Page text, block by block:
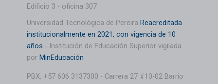
Edificio 3 - oficina 307
Universidad Tecnológica de Pereira Reacreditada
institucionalmente en 2021, con vigencia de 10
años - Institución de Educación Superior vigilada
por MinEducación
PBX: +57 606 3137300 - Carrera 27 #10-02 Barrio